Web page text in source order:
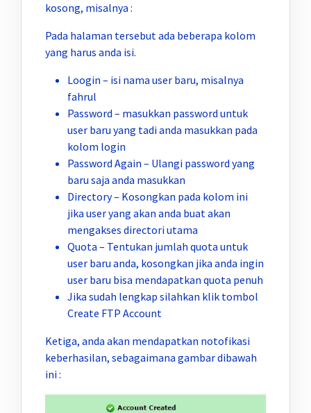
kosong, misalnya :
Pada halaman tersebut ada beberapa kolom
yang harus anda isi.
Loogin – isi nama user baru, misalnya
fahrul
Password – masukkan password untuk
user baru yang tadi anda masukkan pada
kolom login
Password Again – Ulangi password yang
baru saja anda masukkan
Directory – Kosongkan pada kolom ini
jika user yang akan anda buat akan
mengakses directori utama
Quota – Tentukan jumlah quota untuk
user baru anda, kosongkan jika anda ingin
user baru bisa mendapatkan quota penuh
Jika sudah lengkap silahkan klik tombol
Create FTP Account
Ketiga, anda akan mendapatkan notofikasi
keberhasilan, sebagaimana gambar dibawah
ini :